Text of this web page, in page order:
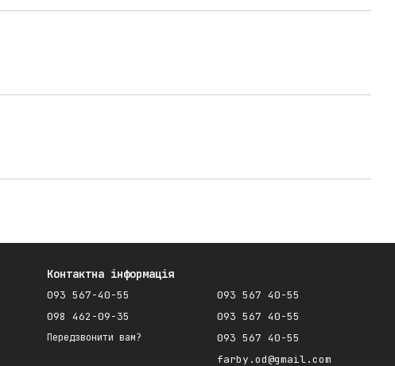
Контактна інформація
093 567-40-55
098 462-09-35
Передзвонити вам?
093 567 40-55
093 567 40-55
093 567 40-55
farby.od@gmail.com